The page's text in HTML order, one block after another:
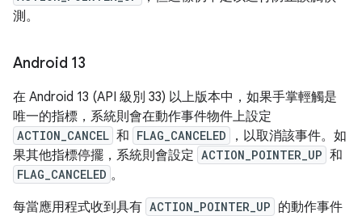
測。
Android 13
在 Android 13 (API 級別 33) 以上版本中，如果手掌輕觸是
唯一的指標，系統則會在動作事件物件上設定
ACTION_CANCEL 和 FLAG_CANCELED
，以取消該事件。如
果其他指標停擺，系統則會設定 ACTION_POINTER_UP 和
FLAG_CANCELED 。
每當應用程式收到具有 ACTION_POINTER_UP 的動作事件